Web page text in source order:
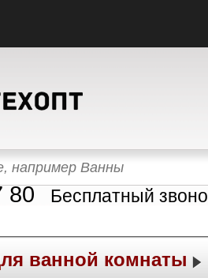
80 Бесплатный
ванной комнаты